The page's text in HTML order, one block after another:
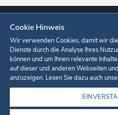
Europa-Park Ticketshop
Datenschutzerklärung
Cookie Hinweis
Wir verwenden Cookies, damit wir
Dienste durch die Analyse Ihres
können und um Ihnen relevante
auf dieser und anderen Webseiten
anzuzeigen. Lesen Sie dazu auch